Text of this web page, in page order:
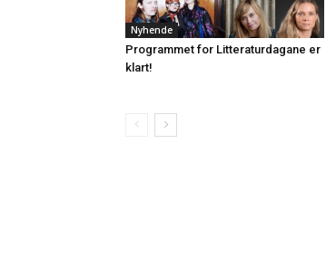
Nyhende
Programmet for Litteraturdagane er
klart!